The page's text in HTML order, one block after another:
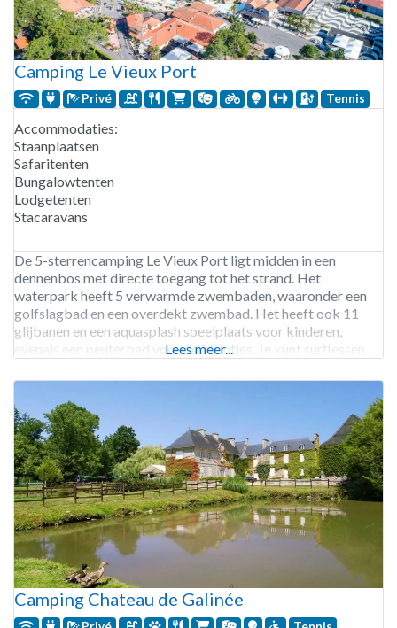
Camping Le Vieux Port
Privé Tennis
Accommodaties:
Staanplaatsen
Safaritenten
Bungalowtenten
Lodgetenten
Stacaravans
De 5-sterrencamping Le Vieux Port ligt midden in een
dennenbos met directe toegang tot het strand. Het
waterpark heeft 5 verwarmde zwembaden, waaronder een
golfslagbad en een overdekt zwembad. Het heeft ook 11
glijbanen en een aquasplash speelplaats voor kinderen,
evenals een peuterbad voor de kleintjes. Je kunt surflessen
Lees meer...
Camping Chateau de Galinée